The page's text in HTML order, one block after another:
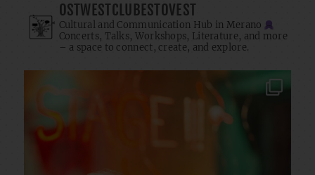
OSTWESTCLUBESTOVEST
Cultural and Communication Hub in Merano
Concerts, Talks, Workshops, Literature, and more
– a space to connect, create, and explore.